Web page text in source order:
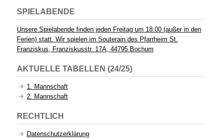
SPIELABENDE
Unsere Spielabende finden jeden Freitag um 18:00 (außer in den
Ferien) statt. Wir spielen im Souterain des Pfarrheim St.
Franziskus, Franziskusstr. 17A, 44795 Bochum
AKTUELLE TABELLEN (24/25)
1. Mannschaft
2. Mannschaft
RECHTLICH
Datenschutzerklärung